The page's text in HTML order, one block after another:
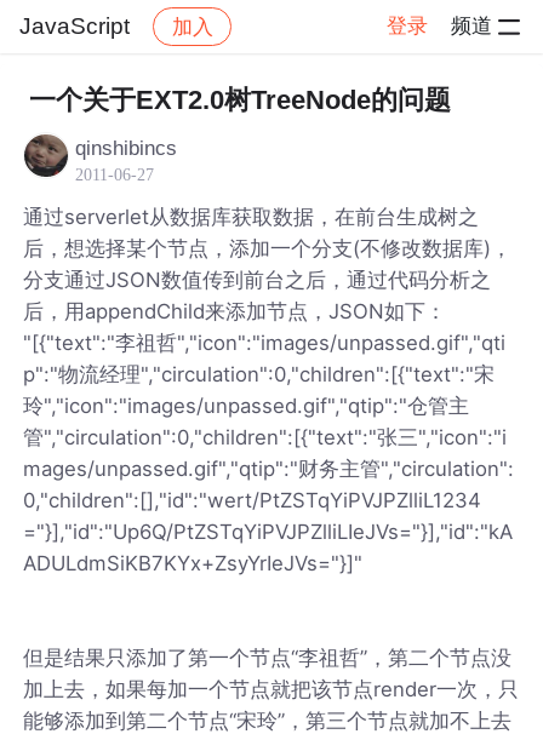
JavaScript 加入 登录 频道
社区 JavaScript 帖子详情
一个关于EXT2.0树TreeNode的问题
qinshibincs
2011-06-27
通过serverlet从数据库获取数据，在前台生成树之
后，想选择某个节点，添加一个分支(不修改数据库)，
分支通过JSON数值传到前台之后，通过代码分析之
后，用appendChild来添加节点，JSON如下：
"[{"text":"李祖哲","icon":"images/unpassed.gif","qti
p":"物流经理","circulation":0,"children":[{"text":"宋
玲","icon":"images/unpassed.gif","qtip":"仓管主
管","circulation":0,"children":[{"text":"张三","icon":"i
mages/unpassed.gif","qtip":"财务主管","circulation":
0,"children":[],"id":"wert/PtZSTqYiPVJPZlliL1234
="}],"id":"Up6Q/PtZSTqYiPVJPZlliLIeJVs="}],"id":"kA
ADULdmSiKB7KYx+ZsyYrIeJVs="}]"
但是结果只添加了第一个节点“李祖哲”，第二个节点没
加上去，如果每加一个节点就把该节点render一次，只
能够添加到第二个节点“宋玲”，第三个节点就加不上去